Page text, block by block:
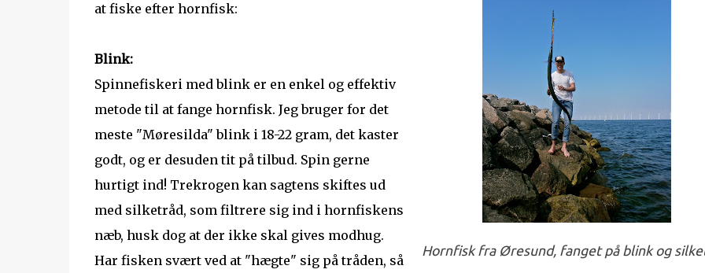
Hornfisk fra Øresund, fanget på blink og
at fiske efter hornfisk:
Blink:
Spinnefiskeri med blink er en enkel og effektiv
metode til at fange hornfisk. Jeg bruger for det
meste "Møresilda" blink i 18-22 gram, det kaster
godt, og er desuden tit på tilbud. Spin gerne
hurtigt ind! Trekrogen kan sagtens skiftes ud
med silketråd, som filtrere sig ind i hornfiskens
næb, husk dog at der ikke skal gives modhug.
Har fisken svært ved at "hægte" sig på tråden, så